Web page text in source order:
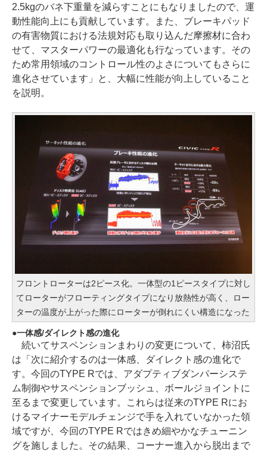
2.5kgのバネ下重量を減らすことにもなりましたので、運
動性能向上にも貢献しています。また、ブレーキパッド
の有害物質における法規対応も取り込んだ摩擦材に合わ
せて、マスターパワーの最適化も行なっています。その
ため常用領域のコントロール性のよさについてもさらに
進化させています」と、大幅に性能が向上していること
を説明。
フロントローターは2ピース化。一体型の1ピースタイプに対し
てローターがフローティングタイプになり放熱性が高く、ロー
ターの温度が上がった際にローターが倒れにくい構造になった
一体感/ダイレクト感の進化
続いてサスペンションまわりの変更について、柿沼氏
は「次に紹介するのは一体感、ダイレクト感の進化で
す。今回のTYPE Rでは、アダプティブダンパーシステ
ム制御やサスペンションブッシュ、ボールジョイントに
至るまで変更しています。これらは従来のTYPE Rにお
けるマイナーモデルチェンジで手を入れていなかった領
域ですが、今回のTYPE Rではきめ細やかなチューニン
グを施しました。その結果、コーナー進入から脱出まで